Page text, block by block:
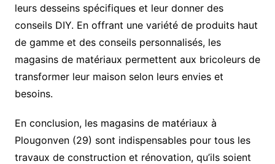
leurs desseins spécifiques et leur donner des
conseils DIY. En offrant une variété de produits haut
de gamme et des conseils personnalisés, les
magasins de matériaux permettent aux bricoleurs de
transformer leur maison selon leurs envies et
besoins.
En conclusion, les magasins de matériaux à
Plougonven (29) sont indispensables pour tous les
travaux de construction et rénovation, qu’ils soient